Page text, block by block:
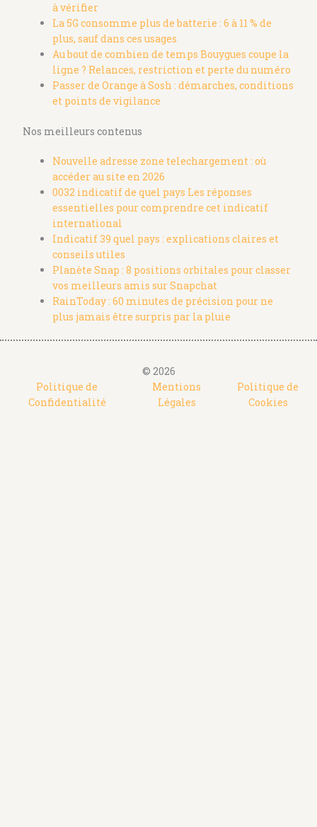
à vérifier
La 5G consomme plus de batterie : 6 à 11 % de
plus, sauf dans ces usages
Au bout de combien de temps Bouygues coupe la
ligne ? Relances, restriction et perte du numéro
Passer de Orange à Sosh : démarches, conditions
et points de vigilance
Nos meilleurs contenus
Nouvelle adresse zone telechargement : où
accéder au site en 2026
0032 indicatif de quel pays Les réponses
essentielles pour comprendre cet indicatif
international
Indicatif 39 quel pays : explications claires et
conseils utiles
Planète Snap : 8 positions orbitales pour classer
vos meilleurs amis sur Snapchat
RainToday : 60 minutes de précision pour ne
plus jamais être surpris par la pluie
© 2026
Politique de
Confidentialité
Mentions
Légales
Politique de
Cookies